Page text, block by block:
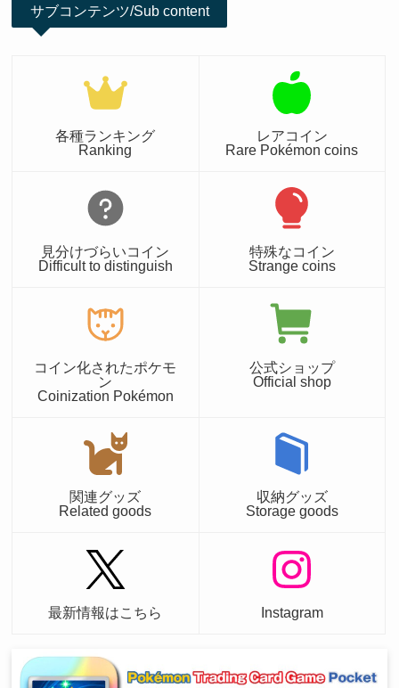
サブコンテンツ/Sub content
各種ランキング
Ranking
レアコイン
Rare Pokémon coins
見分けづらいコイン
Difficult to distinguish
特殊なコイン
Strange coins
コイン化されたポケモ
ン
Coinization Pokémon
公式ショップ
Official shop
関連グッズ
Related goods
収納グッズ
Storage goods
最新情報はこちら Instagram